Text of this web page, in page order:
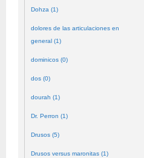
Dohza (1)
dolores de las articulaciones en
general (1)
dominicos (0)
dos (0)
dourah (1)
Dr. Perron (1)
Drusos (5)
Drusos versus maronitas (1)